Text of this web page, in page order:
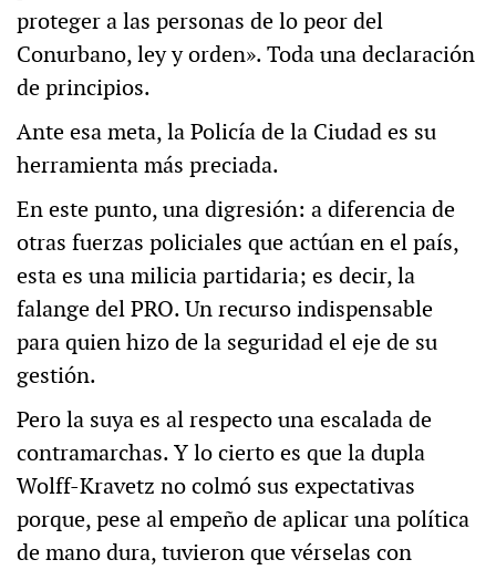
proteger a las personas de lo peor del
Conurbano, ley y orden». Toda una declaración
de principios.
Ante esa meta, la Policía de la Ciudad es su
herramienta más preciada.
En este punto, una digresión: a diferencia de
otras fuerzas policiales que actúan en el país,
esta es una milicia partidaria; es decir, la
falange del PRO. Un recurso indispensable
para quien hizo de la seguridad el eje de su
gestión.
Pero la suya es al respecto una escalada de
contramarchas. Y lo cierto es que la dupla
Wolff-Kravetz no colmó sus expectativas
porque, pese al empeño de aplicar una política
de mano dura, tuvieron que vérselas con